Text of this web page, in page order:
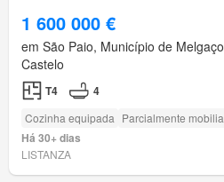
1 600 000 €
em São Paio, Município de
Castelo
T4 4
Cozinha equipada Parcialmente
Há 30+ dias
LISTANZA